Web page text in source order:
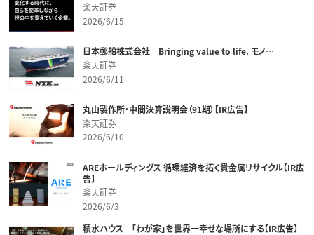
楽天証券
2026/6/15
日本郵船株式会社 Bringing value to life. モノ…
楽天証券
2026/6/11
丸山製作所・中間決算説明会（91期）【IR広告】
楽天証券
2026/6/10
AREホールディングス 循環経済を拓く貴金属リサイクル【IR広
告】
楽天証券
2026/6/3
積水ハウス 「わが家」を世界一幸せな場所にする【IR広告】